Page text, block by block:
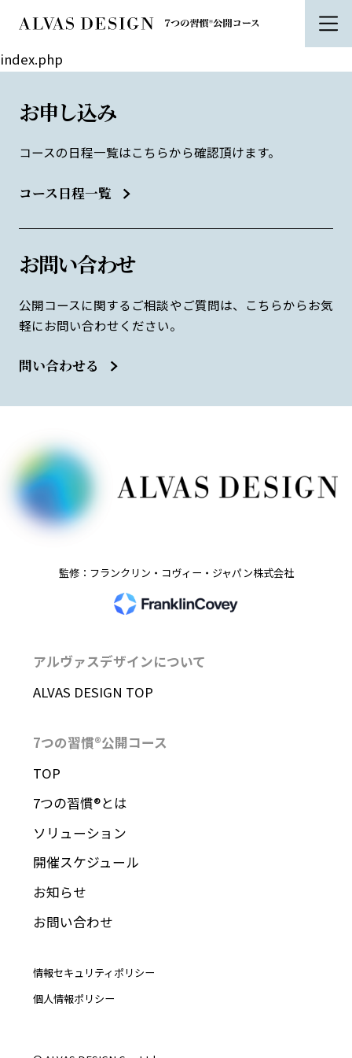
index.php
お申し込み
コースの日程一覧はこちらから確認頂けます。
コース日程一覧
お問い合わせ
公開コースに関するご相談やご質問は、こちらからお気
軽にお問い合わせください。
問い合わせる
監修：フランクリン・コヴィー・ジャパン株式会社
アルヴァスデザインについて
ALVAS DESIGN TOP
7つの習慣®︎公開コース
TOP
7つの習慣®︎とは
ソリューション
開催スケジュール
お知らせ
お問い合わせ
情報セキュリティポリシー
個人情報ポリシー